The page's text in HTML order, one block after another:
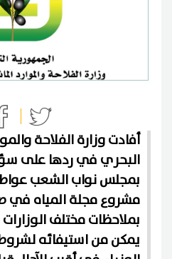
أفادت وزارة الفلاحة
البحري في ردها على
بمجلس نواب الشعب
مشروع مجلة المياه في
بملاحظات مختلف
يمكن من استيفائه